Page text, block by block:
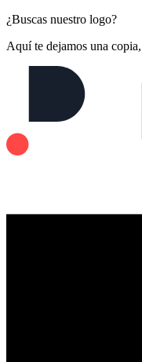
¿Buscas nuestro logo?
Aquí te dejamos una